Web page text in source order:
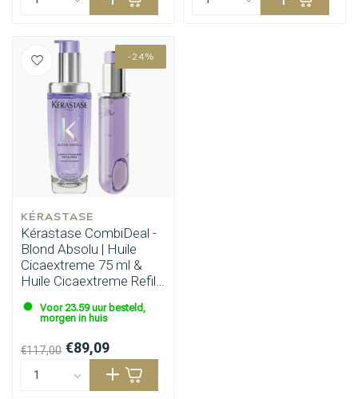
-24%
KÉRASTASE
Kérastase CombiDeal -
Blond Absolu | Huile
Cicaextreme 75 ml &
Huile Cicaextreme Refill
Voor 23.59 uur besteld,
morgen in huis
€117,00 €89,09